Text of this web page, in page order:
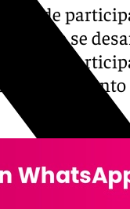
de
y que se
con la